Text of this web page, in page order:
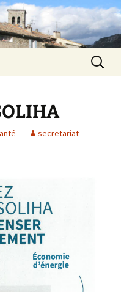
secretariat